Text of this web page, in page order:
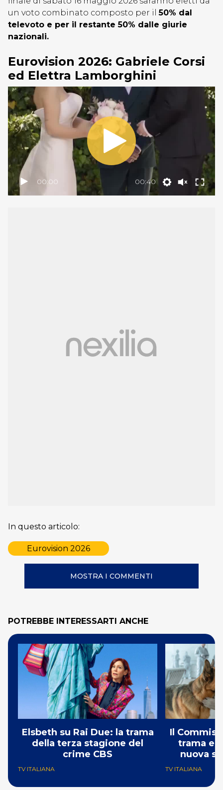
un voto combinato composto per il50% dal
televoto e per il restante 50% dalle giurie
nazionali.
Eurovision 2026: Gabriele Corsi
ed Elettra Lamborghini
00:00 00:40
In questo articolo:
Eurovision 2026
MOSTRA I COMMENTI
POTREBBE INTERESSARTI ANCHE
Elsbeth su Rai Due: la trama
della terza stagione del
crime CBS
TV ITALIANA
Il
trama e
nuova
TV ITALIANA